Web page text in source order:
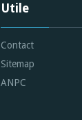
Utile
Contact
Sitemap
ANPC